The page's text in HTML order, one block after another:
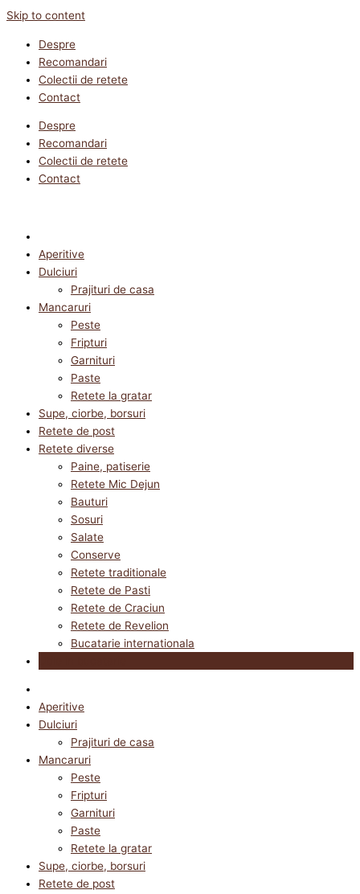
Skip to content
Despre
Recomandari
Colectii de retete
Contact
Despre
Recomandari
Colectii de retete
Contact
Aperitive
Dulciuri
Prajituri de casa
Mancaruri
Peste
Fripturi
Garnituri
Paste
Retete la gratar
Supe, ciorbe, borsuri
Retete de post
Retete diverse
Paine, patiserie
Retete Mic Dejun
Bauturi
Sosuri
Salate
Conserve
Retete traditionale
Retete de Pasti
Retete de Craciun
Retete de Revelion
Bucatarie internationala
Aperitive
Dulciuri
Prajituri de casa
Mancaruri
Peste
Fripturi
Garnituri
Paste
Retete la gratar
Supe, ciorbe, borsuri
Retete de post